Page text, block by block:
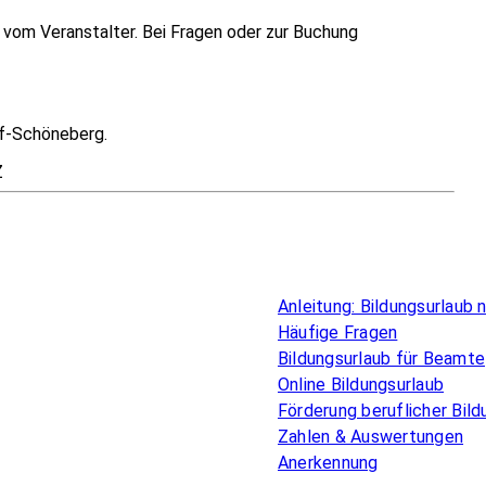
Veranstalter. Bei Fragen oder zur Buchung
Schöneberg.
Anleitung: Bildungsurlaub
Häufige Fragen
Bildungsurlaub für Beamte
Online Bildungsurlaub
Förderung beruflicher
Zahlen & Auswertungen
Anerkennung